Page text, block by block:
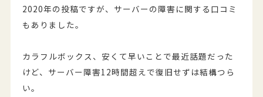
2020年の投稿ですが、サーバーの障害に関する口コミ
もありました。
カラフルボックス、安くて早いことで最近話題だった
けど、サーバー障害12時間超えで復旧せずは結構つら
い。